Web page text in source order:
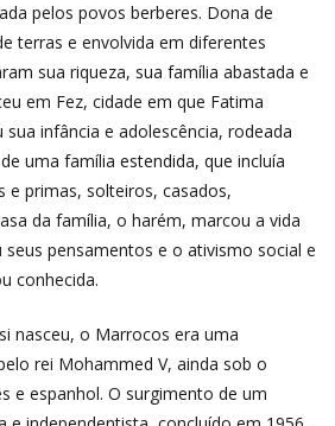
pelos povos berberes. Dona de
terras e envolvida em diferentes
sua riqueza, sua família abastada e
em Fez, cidade em que Fatima
sua infância e adolescência, rodeada
uma família estendida, que incluía
e primas, solteiros, casados,
da família, o harém, marcou a vida
seus pensamentos e o ativismo social e
conhecida.
nasceu, o Marrocos era uma
rei Mohammed V, ainda sob o
e espanhol. O surgimento de um